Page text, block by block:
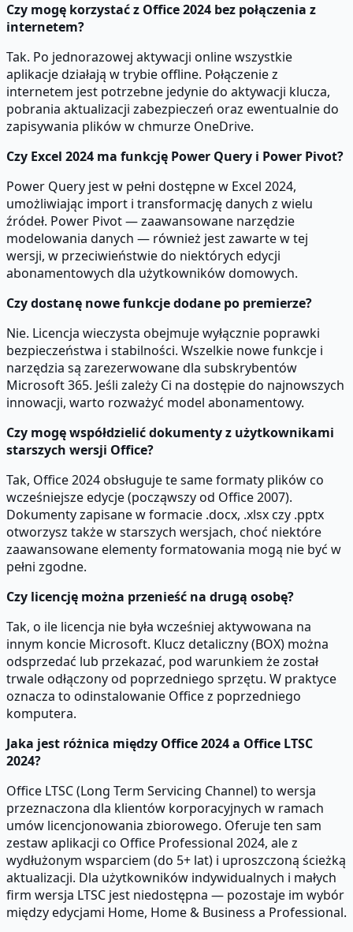
Czy mogę korzystać z Office 2024 bez połączenia z
internetem?
Tak. Po jednorazowej aktywacji online wszystkie
aplikacje działają w trybie offline. Połączenie z
internetem jest potrzebne jedynie do aktywacji klucza,
pobrania aktualizacji zabezpieczeń oraz ewentualnie do
zapisywania plików w chmurze OneDrive.
Czy Excel 2024 ma funkcję Power Query i Power Pivot?
Power Query jest w pełni dostępne w Excel 2024,
umożliwiając import i transformację danych z wielu
źródeł. Power Pivot — zaawansowane narzędzie
modelowania danych — również jest zawarte w tej
wersji, w przeciwieństwie do niektórych edycji
abonamentowych dla użytkowników domowych.
Czy dostanę nowe funkcje dodane po premierze?
Nie. Licencja wieczysta obejmuje wyłącznie poprawki
bezpieczeństwa i stabilności. Wszelkie nowe funkcje i
narzędzia są zarezerwowane dla subskrybentów
Microsoft 365. Jeśli zależy Ci na dostępie do najnowszych
innowacji, warto rozważyć model abonamentowy.
Czy mogę współdzielić dokumenty z użytkownikami
starszych wersji Office?
Tak, Office 2024 obsługuje te same formaty plików co
wcześniejsze edycje (począwszy od Office 2007).
Dokumenty zapisane w formacie .docx, .xlsx czy .pptx
otworzysz także w starszych wersjach, choć niektóre
zaawansowane elementy formatowania mogą nie być w
pełni zgodne.
Czy licencję można przenieść na drugą osobę?
Tak, o ile licencja nie była wcześniej aktywowana na
innym koncie Microsoft. Klucz detaliczny (BOX) można
odsprzedać lub przekazać, pod warunkiem że został
trwale odłączony od poprzedniego sprzętu. W praktyce
oznacza to odinstalowanie Office z poprzedniego
komputera.
Jaka jest różnica między Office 2024 a Office LTSC
2024?
Office LTSC (Long Term Servicing Channel) to wersja
przeznaczona dla klientów korporacyjnych w ramach
umów licencjonowania zbiorowego. Oferuje ten sam
zestaw aplikacji co Office Professional 2024, ale z
wydłużonym wsparciem (do 5+ lat) i uproszczoną ścieżką
aktualizacji. Dla użytkowników indywidualnych i małych
firm wersja LTSC jest niedostępna — pozostaje im wybór
między edycjami Home, Home & Business a Professional.